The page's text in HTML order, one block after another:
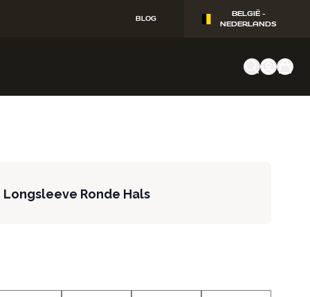
BLOG
BELGIË -
NEDERLANDS
Ronde Hals